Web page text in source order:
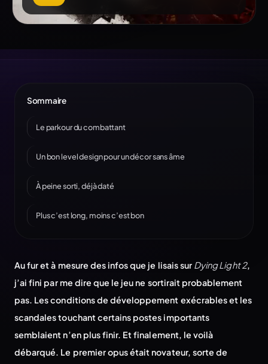
Sommaire
Le parkour du combattant
Un bon level design pour un décor sans âme
À peine sorti, déjà daté
Plus c’est long, moins c’est bon
Au fur et à mesure des infos que je lisais sur Dying Light 2,
j’ai fini par me dire que le jeu ne sortirait probablement
pas. Les conditions de développement exécrables et les
scandales touchant certains postes importants
semblaient n’en plus finir. Et finalement, le voilà
débarqué. Le premier opus était novateur, sorte de